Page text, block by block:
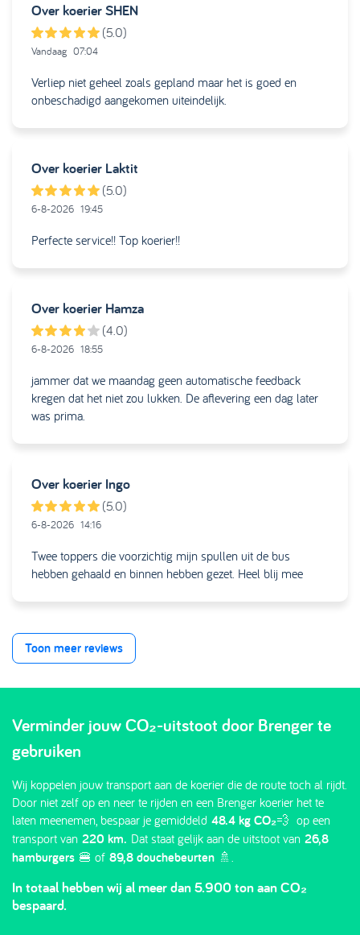
Over koerierSHEN
(5.0)
Vandaag 07:04
Verliep niet geheel zoals gepland maar het is goed en
onbeschadigd aangekomen uiteindelijk.
Over koerier Laktit
(5.0)
6-8-2026 19:45
Perfecte service!! Top koerier!!
Over koerier Hamza
(4.0)
6-8-2026 18:55
jammer dat we maandag geen automatische feedback
kregen dat het niet zou lukken. De aflevering een dag later
was prima.
Over koerier Ingo
(5.0)
6-8-2026 14:16
Twee toppers die voorzichtig mijn spullen uit de bus
hebben gehaald en binnen hebben gezet. Heel blij mee
Toon meer reviews
Verminder jouw CO₂-uitstoot door Brenger te
gebruiken
Wij koppelen jouw transport aan de koerier die de route toch al rijdt.
Door niet zelf op en neer te rijden en een Brenger koerier het te
laten meenemen, bespaar je gemiddeld 48.4 kg CO₂💨 op een
transport van 220 km. Dat staat gelijk aan de uitstoot van 26,8
hamburgers 🍔 of 89,8 douchebeurten 🚿.
In totaal hebben wij al meer dan 5.900 ton aan CO₂
bespaard.